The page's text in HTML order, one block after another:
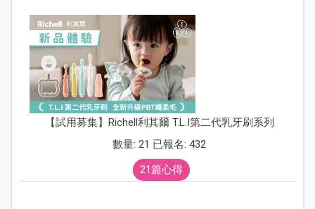
【試用募集】Richell利其爾 T.L.I第二代乳牙刷系列
數量: 21 已報名: 432
21篇心得